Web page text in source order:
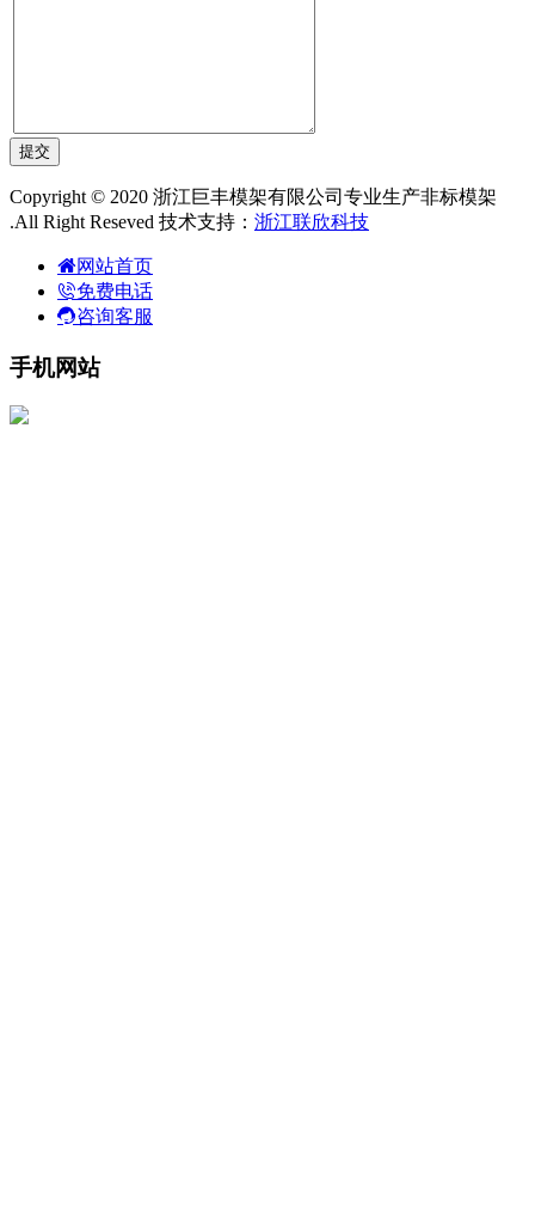
Copyright © 2020 浙江巨丰模架有限公司专业生产非标模架
.All Right Reseved 技术支持： 浙江联欣科技
网站首页
免费电话
咨询客服
手机网站